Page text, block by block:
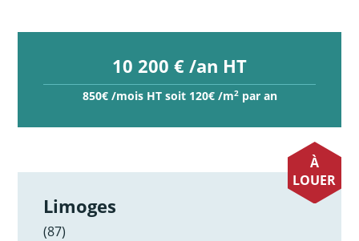
10 200 € /an HT
850€ /mois HT soit 120€ /m2par an
À
LOUER
Limoges
(87)